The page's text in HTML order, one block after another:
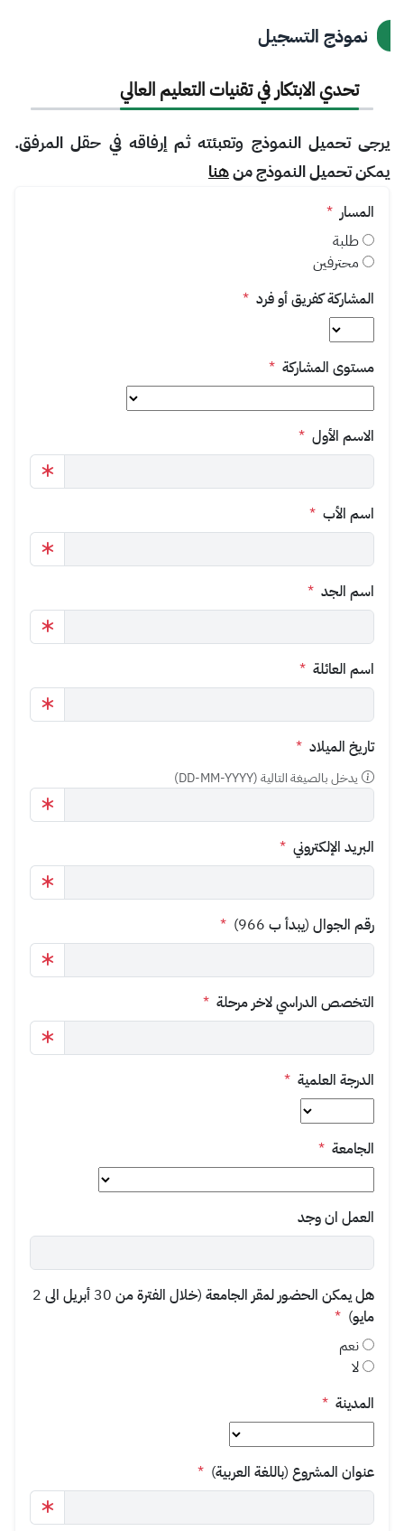
نموذج التسجيل
تحدي الابتكار في تقنيات التعليم العالي
يرجى تحميل النموذج وتعبئته ثم إرفاقه في حقل المرفق.
يمكن تحميل النموذج منهنا
المسار *
طلبة
محترفين
المشاركة كفريق أو فرد *
مستوى المشاركة *
الاسم الأول *
اسم الأب *
اسم الجد *
اسم العائلة *
تاريخ الميلاد *
يدخل بالصيغة التالية (DD-MM-YYYY)
البريد الإلكتروني *
رقم الجوال (يبدأ ب 966) *
التخصص الدراسي لاخر مرحلة *
الدرجة العلمية *
الجامعة *
العمل ان وجد
هل يمكن الحضور لمقر الجامعة (خلال الفترة من 30 أبريل الى 2
مايو) *
نعم
لا
المدينة *
عنوان المشروع (باللغة العربية) *